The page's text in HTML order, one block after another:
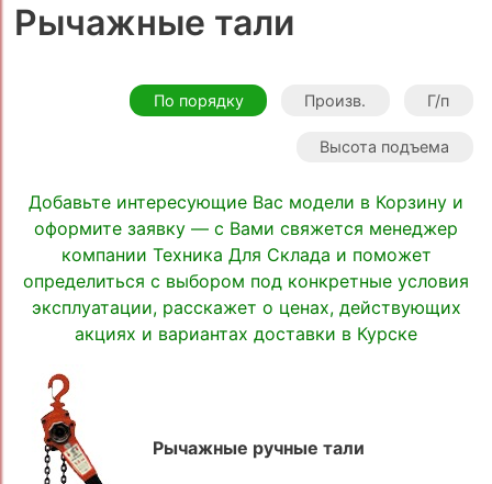
Рычажные тали
По порядку Произв. Г/п
Высота подъема
Добавьте интересующие Вас модели в Корзину и
оформите заявку — с Вами свяжется менеджер
компании Техника Для Склада и поможет
определиться с выбором под конкретные условия
эксплуатации, расскажет о ценах, действующих
акциях и вариантах доставки в Курске
Рычажные ручные тали